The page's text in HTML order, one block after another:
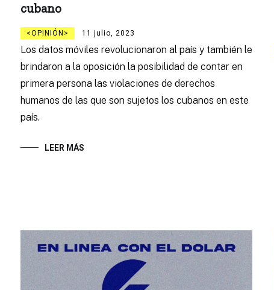
cubano
OPINIÓN 11 julio, 2023
Los datos móviles revolucionaron al país y también le
brindaron a la oposición la posibilidad de contar en
primera persona las violaciones de derechos
humanos de las que son sujetos los cubanos en este
país.
LEER MÁS